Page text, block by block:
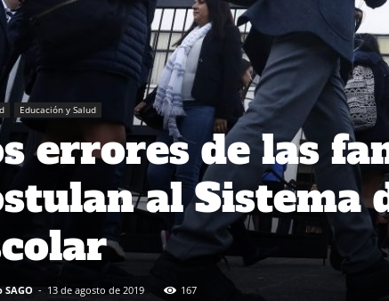
Educación y Salud
errores de las
al Sistema
SAGO - 13 de agosto de 2019 167